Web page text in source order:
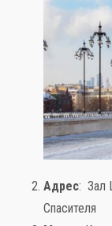
Адрес: Зал
Спасителя